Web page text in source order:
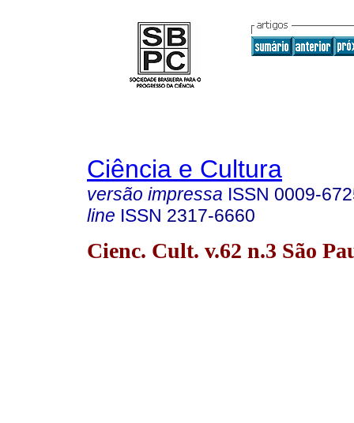
Ciência e Cultura
versão impressa ISSN 0009-
line ISSN 2317-6660
Cienc. Cult. v.62 n.3 São